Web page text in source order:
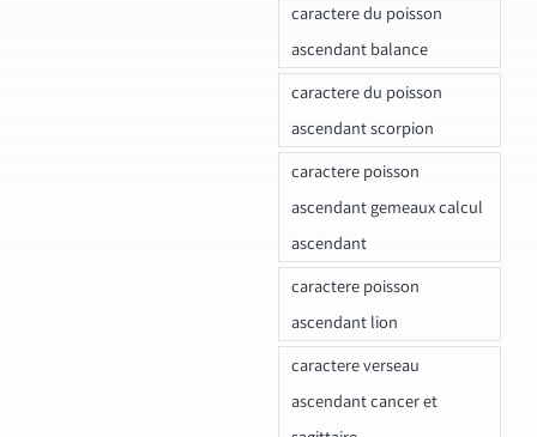
caractere du poisson
ascendant balance
caractere du poisson
ascendant scorpion
caractere poisson
ascendant gemeaux calcul
ascendant
caractere poisson
ascendant lion
caractere verseau
ascendant cancer et